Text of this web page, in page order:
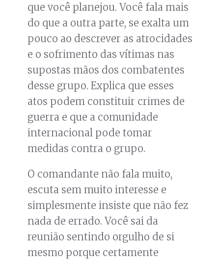
que você planejou. Você fala mais
do que a outra parte, se exalta um
pouco ao descrever as atrocidades
e o sofrimento das vítimas nas
supostas mãos dos combatentes
desse grupo. Explica que esses
atos podem constituir crimes de
guerra e que a comunidade
internacional pode tomar
medidas contra o grupo.
O comandante não fala muito,
escuta sem muito interesse e
simplesmente insiste que não fez
nada de errado. Você sai da
reunião sentindo orgulho de si
mesmo porque certamente